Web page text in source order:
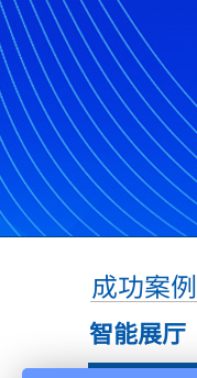
成功案例
智能展厅